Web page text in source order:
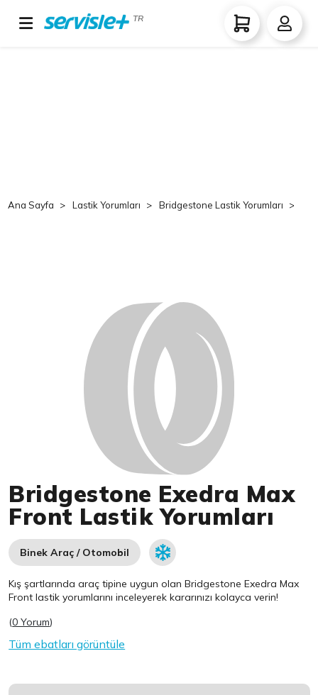
TR
Ana Sayfa Lastik Yorumları Bridgestone Lastik Yorumları
Bridgestone Exedra Max
Front Lastik Yorumları
Binek Araç / Otomobil
Kış şartlarında araç tipine uygun olanBridgestone Exedra Max
Front lastik yorumlarını inceleyerek kararınızı kolayca verin!
(0 Yorum)
Tüm ebatları görüntüle